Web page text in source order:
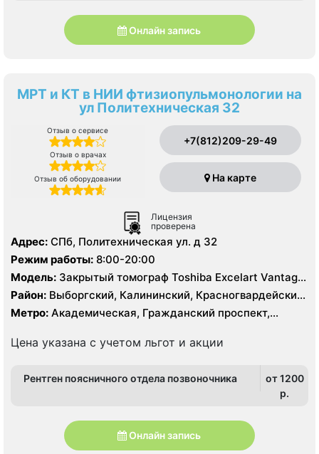
Онлайн запись
МРТ и КТ в НИИ фтизиопульмонологии на
ул Политехническая 32
Отзыв о сервисе
Отзыв о врачах
Отзыв об оборудовании
+7(812)209-29-49
На карте
Лицензия
проверена
Адрес: СПб, Политехническая ул. д 32
Режим работы: 8:00-20:00
Модель: Закрытый томограф Toshiba Excelart Vantage
1.5 Тесла, КТ Toshiba Aquilion 32 среза, КТ Toshiba
Prime 160 срезов
Район: Выборгский, Калининский, Красногвардейский,
Приморский
Метро: Академическая, Гражданский проспект,
Площадь Мужества, Политехническая, Проспект
Просвещения
Цена указана с учетом льгот и акции
Рентген поясничного отдела позвоночника
от 1200
p.
Онлайн запись